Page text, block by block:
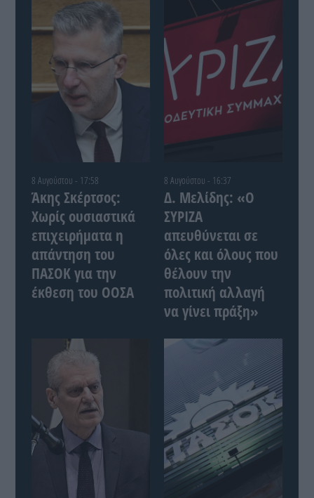
8 Αυγούστου - 17:58
Άκης Σκέρτσος:
Χωρίς ουσιαστικά
επιχειρήματα η
απάντηση του
ΠΑΣΟΚ για την
έκθεση του ΟΟΣΑ
8 Αυγούστου - 16:37
Δ. Μελίδης: «Ο
ΣΥΡΙΖΑ
απευθύνεται σε
όλες και όλους που
θέλουν την
πολιτική αλλαγή
να γίνει πράξη»